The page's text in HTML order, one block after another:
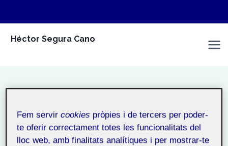
Héctor Segura Cano
Inici / No categoritzat
Fem servircookies pròpies i de tercers per poder-
te oferir correctament totes les funcionalitats del
lloc web, amb finalitats analítiques i per mostrar-te